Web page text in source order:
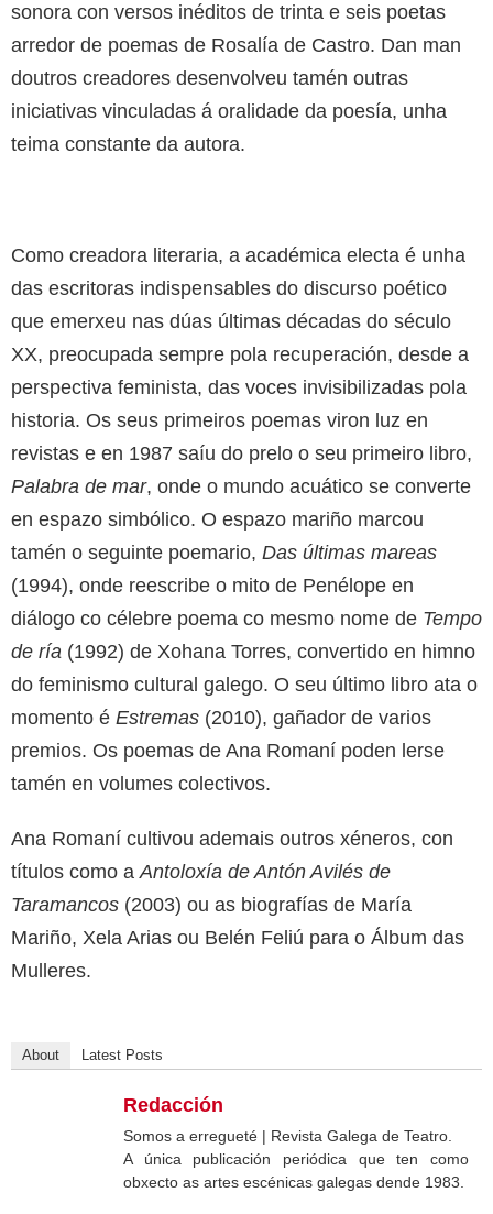
sonora con versos inéditos de trinta e seis poetas
arredor de poemas de Rosalía de Castro. Dan man
doutros creadores desenvolveu tamén outras
iniciativas vinculadas á oralidade da poesía, unha
teima constante da autora.
Como creadora literaria, a académica electa é unha
das escritoras indispensables do discurso poético
que emerxeu nas dúas últimas décadas do século
XX, preocupada sempre pola recuperación, desde a
perspectiva feminista, das voces invisibilizadas pola
historia. Os seus primeiros poemas viron luz en
revistas e en 1987 saíu do prelo o seu primeiro libro,
Palabra de mar, onde o mundo acuático se converte
en espazo simbólico. O espazo mariño marcou
tamén o seguinte poemario, Das últimas mareas
(1994), onde reescribe o mito de Penélope en
diálogo co célebre poema co mesmo nome de Tempo
de ría (1992) de Xohana Torres, convertido en himno
do feminismo cultural galego. O seu último libro ata o
momento é Estremas (2010), gañador de varios
premios. Os poemas de Ana Romaní poden lerse
tamén en volumes colectivos.
Ana Romaní cultivou ademais outros xéneros, con
títulos como aAntoloxía de Antón Avilés de
Taramancos (2003) ou as biografías de María
Mariño, Xela Arias ou Belén Feliú para o Álbum das
Mulleres.
About Latest Posts
Redacción
Somos a erregueté | Revista Galega de Teatro.
A única publicación periódica que ten como
obxecto as artes escénicas galegas dende 1983.